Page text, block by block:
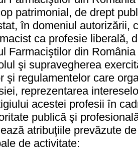
patrimonial, de drept
în domeniul autorizării,
ca profesie liberală,
Farmaciştilor din
şi supravegherea
şi regulamentelor care
reprezentarea
acestei profesii în
publică şi
atribuţiile prevăzute
de activitate: